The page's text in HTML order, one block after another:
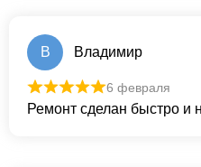
В Владимир
6 февраля
Ремонт сделан быстро и